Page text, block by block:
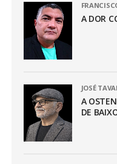
A DOR
JOSÉ
A
DE